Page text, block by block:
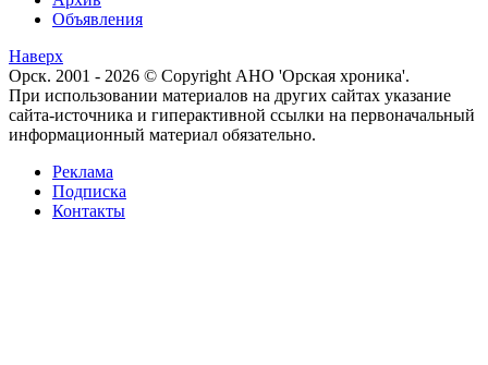
Объявления
Наверх
Орск. 2001 - 2026 © Copyright АНО 'Орская хроника'.
При использовании материалов на других сайтах указание
сайта-источника и гиперактивной ссылки на первоначальный
информационный материал обязательно.
Реклама
Подписка
Контакты